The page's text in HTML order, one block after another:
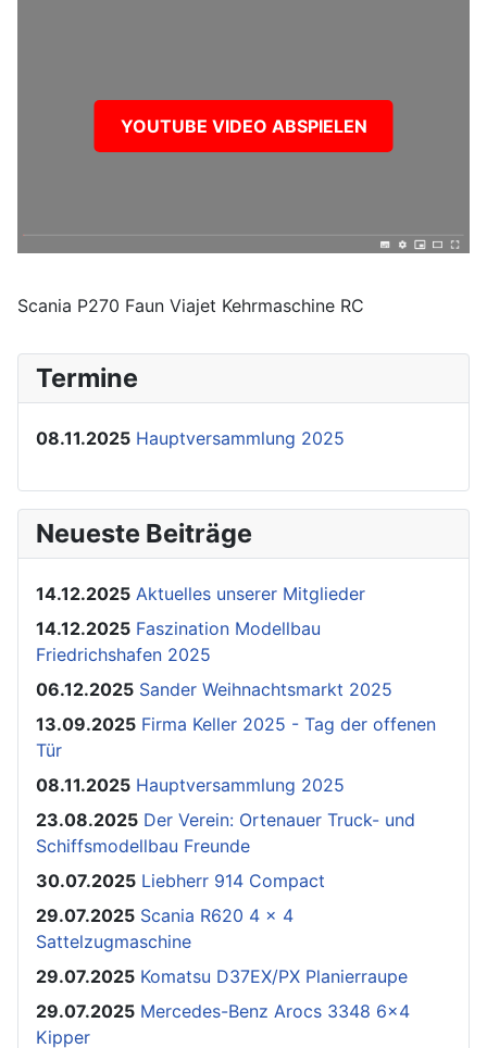
YOUTUBE VIDEO ABSPIELEN
Scania P270 Faun Viajet Kehrmaschine RC
Termine
08.11.2025 Hauptversammlung 2025
Neueste Beiträge
14.12.2025 Aktuelles unserer Mitglieder
14.12.2025 Faszination Modellbau
Friedrichshafen 2025
06.12.2025 Sander Weihnachtsmarkt 2025
13.09.2025 Firma Keller 2025 - Tag der offenen
Tür
08.11.2025 Hauptversammlung 2025
23.08.2025 Der Verein: Ortenauer Truck- und
Schiffsmodellbau Freunde
30.07.2025 Liebherr 914 Compact
29.07.2025 Scania R620 4 x 4
Sattelzugmaschine
29.07.2025 Komatsu D37EX/PX Planierraupe
29.07.2025 Mercedes-Benz Arocs 3348 6x4
Kipper